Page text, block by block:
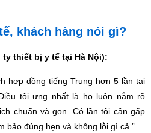
khách hàng nói gì?
ty thiết bị y tế tại Hà Nội):
hợp đồng tiếng Trung hơn 5 lần tại
Điều tôi ưng nhất là họ luôn nắm rõ
chuẩn và gọn. Có lần tôi cần gấp
bảo đúng hẹn và không lỗi gì cả.”